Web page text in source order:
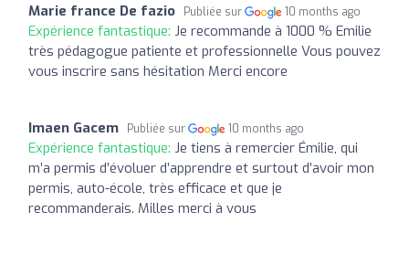
Marie france De fazio Publiée sur 10 months ago
Expérience fantastique: Je recommande à 1000 % Emilie
très pédagogue patiente et professionnelle Vous pouvez
vous inscrire sans hésitation Merci encore
Imaen Gacem Publiée sur 10 months ago
Expérience fantastique: Je tiens à remercier Émilie, qui
m’a permis d’évoluer d’apprendre et surtout d’avoir mon
permis, auto-école, très efficace et que je
recommanderais. Milles merci à vous